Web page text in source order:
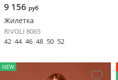
9 156 руб
Жилетка
RIVOLI 8065
42 44 46 48 50 52
NEW